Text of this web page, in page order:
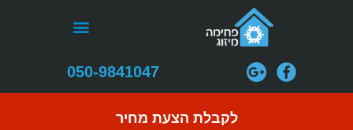
תפריט
050-9841047
לקבלת הצעת מחיר